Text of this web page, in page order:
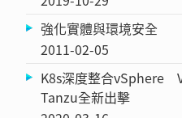
強化實體與環境安全
2011-02-05
K8s深度整合vSphere
Tanzu全新出擊